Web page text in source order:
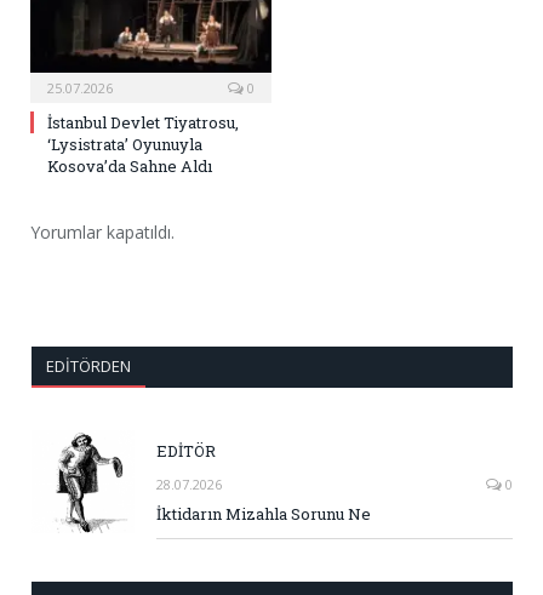
25.07.2026 0
İstanbul Devlet Tiyatrosu,
‘Lysistrata’ Oyunuyla
Kosova’da Sahne Aldı
Yorumlar kapatıldı.
EDITÖRDEN
EDİTÖR
28.07.2026 0
İktidarın Mizahla Sorunu Ne